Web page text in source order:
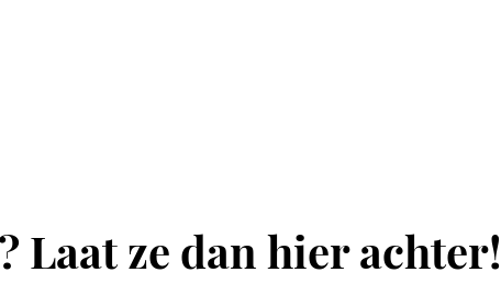
Laat ze dan hier achter!